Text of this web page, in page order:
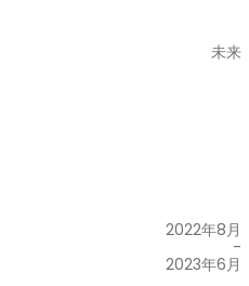
未来
2022年8月
-
2023年6月